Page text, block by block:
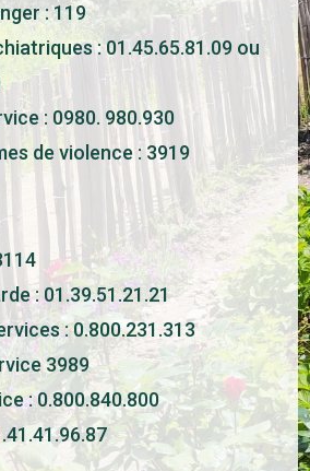
: 119
: 01.45.65.81.09 ou
: 0980. 980.930
de violence : 3919
: 01.39.51.21.21
: 0.800.231.313
3989
: 0.800.840.800